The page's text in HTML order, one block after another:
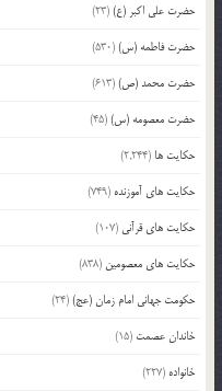
حضرت علی اکبر (ع)(23)
حضرت فاطمه (س)(530)
حضرت محمد (ص)(613)
حضرت معصومه (س)(45)
حکایت ها (2,244)
حکایت های آموزنده (749)
حکایت های قرآنی (107)
حکایت های معصومین (838)
حکومت جهانی امام زمان (عج)(24)
خاندان عصمت (15)
خانواده (227)